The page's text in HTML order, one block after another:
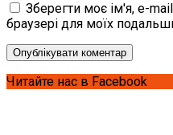
Зберегти моє ім'я, e-
браузері для моїх
Читайте нас в Facebook